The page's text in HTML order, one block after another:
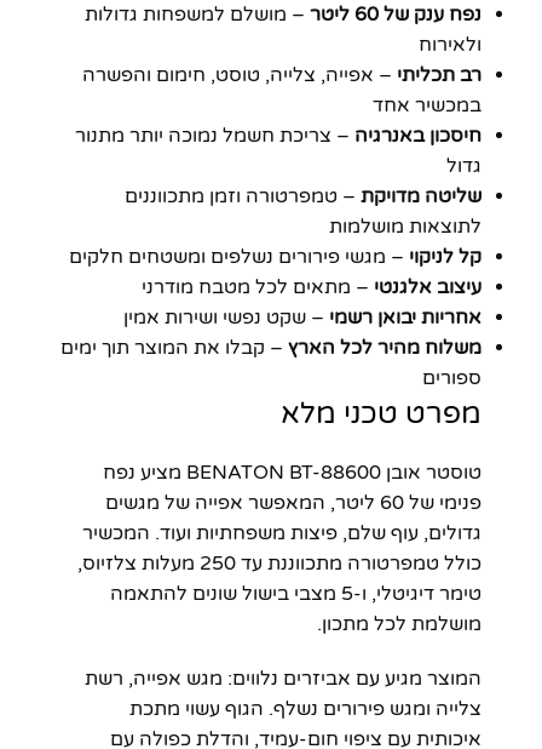
נפח ענק של 60 ליטר
– מושלם למשפחות גדולות
ולאירוח
רב תכליתי – אפייה, צלייה, טוסט, חימום והפשרה
במכשיר אחד
חיסכון באנרגיה – צריכת חשמל נמוכה יותר מתנור
גדול
שליטה מדויקת – טמפרטורה וזמן מתכווננים
לתוצאות מושלמות
קל לניקוי – מגשי פירורים נשלפים ומשטחים חלקים
עיצוב אלגנטי – מתאים לכל מטבח מודרני
אחריות יבואן רשמי – שקט נפשי ושירות אמין
משלוח מהיר לכל הארץ – קבלו את המוצר תוך ימים
ספורים
מפרט טכני מלא
טוסטר אובן BENATON BT-88600 מציע נפח
פנימי של 60 ליטר, המאפשר אפייה של מגשים
גדולים, עוף שלם, פיצות משפחתיות ועוד. המכשיר
כולל טמפרטורה מתכווננת עד 250 מעלות צלזיוס,
טימר דיגיטלי, ו-5 מצבי בישול שונים להתאמה
מושלמת לכל מתכון.
המוצר מגיע עם אביזרים נלווים: מגש אפייה, רשת
צלייה ומגש פירורים נשלף. הגוף עשוי מתכת
איכותית עם ציפוי חום-עמיד, והדלת כפולה עם